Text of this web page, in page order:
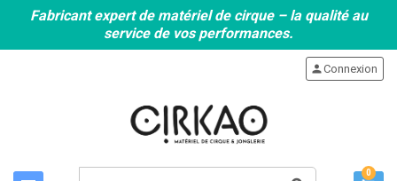
Fabricant expert de matériel de cirque – la qualité au
service de vos performances.
personConnexion
0